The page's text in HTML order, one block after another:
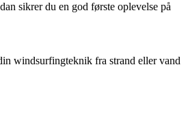
sikrer du en god første oplevelse på
windsurfingteknik fra strand eller vand